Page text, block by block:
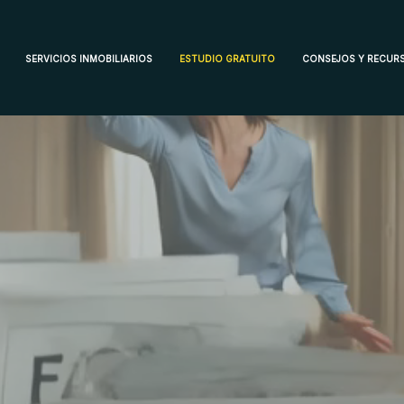
SERVICIOS INMOBILIARIOS ESTUDIO GRATUITO CONSEJOS Y